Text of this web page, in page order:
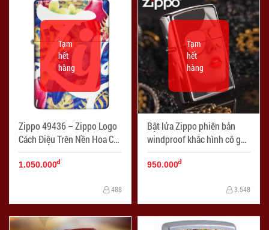
Zippo 49436 – Zippo Logo
Cách Điệu Trên Nền Hoa Cỏ
- Mã SP: ZPC4244
Tạm
hết
hàng
1.050.000đ
488
Bật lửa Zippo phiên bản
windproof khắc hình cô gái
- Mã SP: ZPC0524
Tạm
hết
hàng
950.000đ
3.548